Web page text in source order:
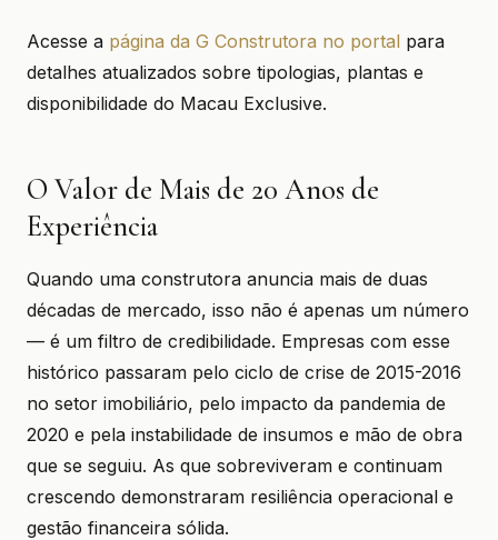
Acesse a página da G Construtora no portal para
detalhes atualizados sobre tipologias, plantas e
disponibilidade do Macau Exclusive.
O Valor de Mais de 20 Anos de
Experiência
Quando uma construtora anuncia mais de duas
décadas de mercado, isso não é apenas um número
— é um filtro de credibilidade. Empresas com esse
histórico passaram pelo ciclo de crise de 2015-2016
no setor imobiliário, pelo impacto da pandemia de
2020 e pela instabilidade de insumos e mão de obra
que se seguiu. As que sobreviveram e continuam
crescendo demonstraram resiliência operacional e
gestão financeira sólida.